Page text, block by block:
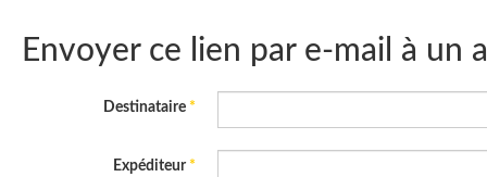
Envoyer ce lien par e-mail à un
Destinataire *
Expéditeur*